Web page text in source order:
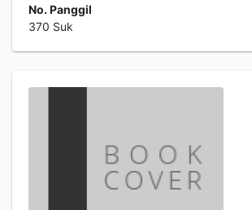
No. Panggil
370 Suk